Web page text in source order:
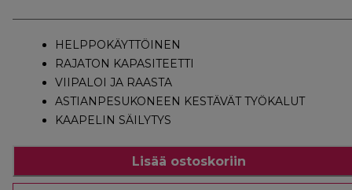
HELPPOKÄYTTÖINEN
RAJATON KAPASITEETTI
VIIPALOI JA RAASTA
ASTIANPESUKONEEN KESTÄVÄT TYÖKALUT
KAAPELIN SÄILYTYS
Lisää ostoskoriin